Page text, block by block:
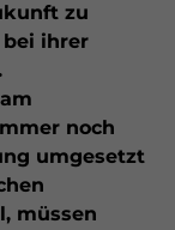
zu
bei ihrer
noch
umgesetzt
müssen